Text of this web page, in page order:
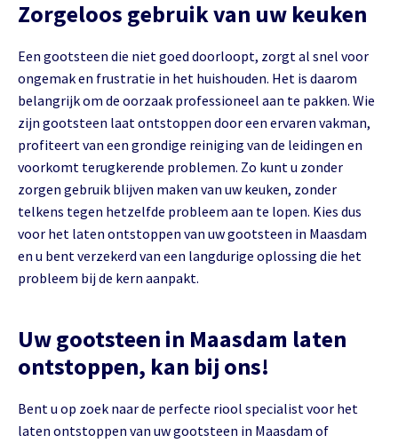
Zorgeloos gebruik van uw keuken
Een gootsteen die niet goed doorloopt, zorgt al snel voor
ongemak en frustratie in het huishouden. Het is daarom
belangrijk om de oorzaak professioneel aan te pakken. Wie
zijn gootsteen laat ontstoppen door een ervaren vakman,
profiteert van een grondige reiniging van de leidingen en
voorkomt terugkerende problemen. Zo kunt u zonder
zorgen gebruik blijven maken van uw keuken, zonder
telkens tegen hetzelfde probleem aan te lopen. Kies dus
voor het laten ontstoppen van uw gootsteen in Maasdam
en u bent verzekerd van een langdurige oplossing die het
probleem bij de kern aanpakt.
Uw gootsteen in Maasdam laten
ontstoppen, kan bij ons!
Bent u op zoek naar de perfecte riool specialist voor het
laten ontstoppen van uw gootsteen in Maasdam of